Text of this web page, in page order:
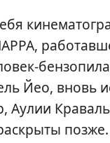
Йео, вновь
Аулии
позже.